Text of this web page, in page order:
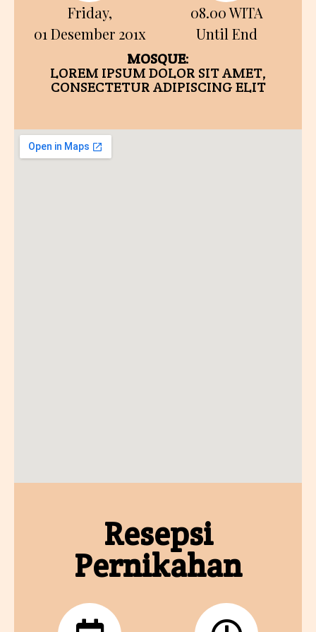
Friday,
01 Desember 201x
08.00 WITA
Until End
MOSQUE:
LOREM IPSUM DOLOR SIT AMET,
CONSECTETUR ADIPISCING ELIT
Resepsi
Pernikahan